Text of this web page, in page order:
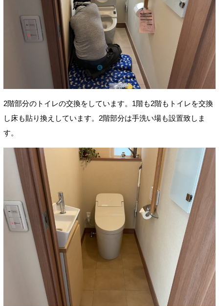
2階部分のトイレの交換をしています。1階も2階もトイレを交換
し床も貼り換えしています。2階部分は手洗い場も設置致しま
す。